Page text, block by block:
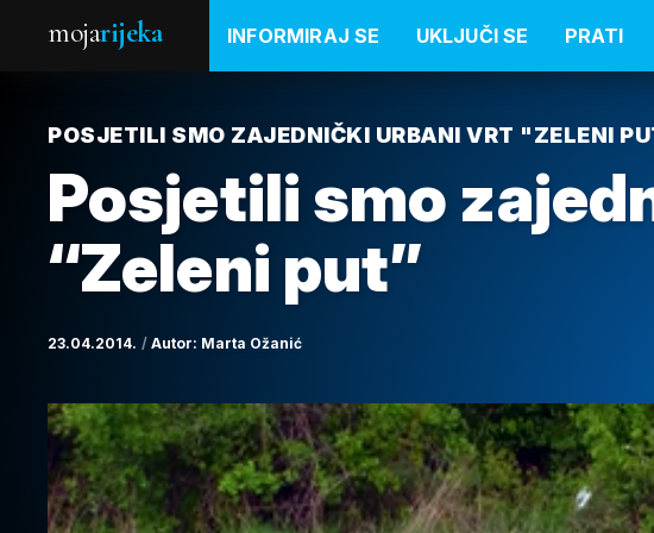
mojarijeka INFORMIRAJ SE UKLJUČI SE PRATI
POSJETILI SMO ZAJEDNIČKI URBANI VRT "ZELENI
Posjetili smo
“Zeleni put”
23.04.2014. Autor: Marta Ožanić